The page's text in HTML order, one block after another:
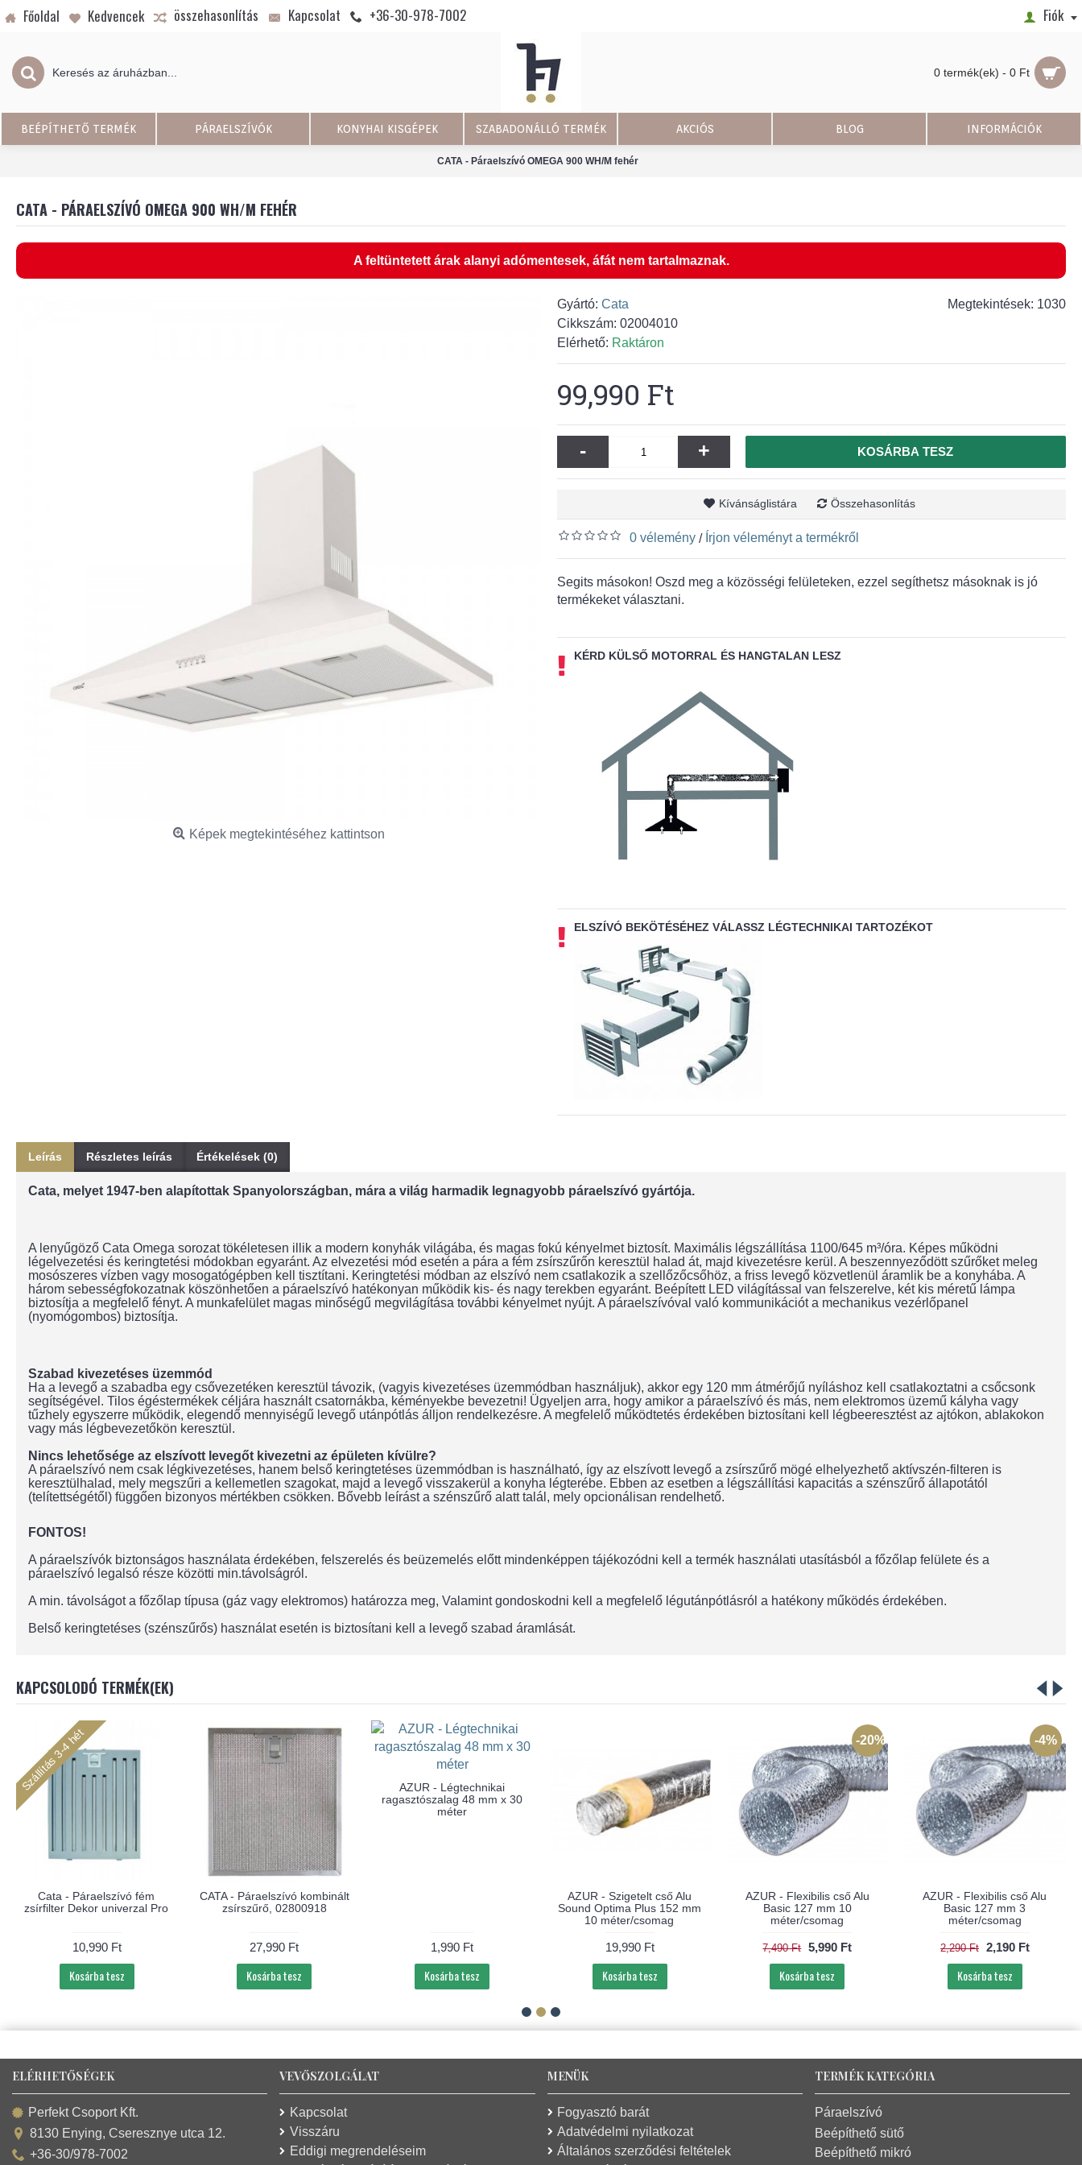
Főoldal Kedvencek összehasonlítás Kapcsolat +36-30-978-7002 Fiók
0 termék(ek) - 0 Ft
BEÉPÍTHETŐ TERMÉK PÁRAELSZÍVÓK KONYHAI KISGÉPEK SZABADONÁLLÓ TERMÉK AKCIÓS BLOG INFORMÁCIÓK
CATA - Páraelszívó OMEGA 900 WH/M fehér
CATA - PÁRAELSZÍVÓ OMEGA 900 WH/M FEHÉR
A feltüntetett árak alanyi adómentesek, áfát nem tartalmaznak.
Képek megtekintéséhez kattintson
Megtekintések: 1030
Gyártó: Cata
Cikkszám: 02004010
Elérhető: Raktáron
99,990 Ft
- + KOSÁRBA TESZ
Kívánságlistára Összehasonlítás
0 vélemény / Írjon véleményt a termékről
Segits másokon! Oszd meg a közösségi felületeken, ezzel segíthetsz másoknak is jó
termékeket választani.
KÉRD KÜLSŐ MOTORRAL ÉS HANGTALAN LESZ
ELSZÍVÓ BEKÖTÉSÉHEZ VÁLASSZ LÉGTECHNIKAI TARTOZÉKOT
Leírás Részletes leírás Értékelések (0)
Cata, melyet 1947-ben alapítottak Spanyolországban, mára a világ harmadik legnagyobb páraelszívó gyártója.
A lenyűgöző Cata Omega sorozat tökéletesen illik a modern konyhák világába, és magas fokú kényelmet biztosít. Maximális légszállítása 1100/645 m³/óra. Képes működni
légelvezetési és keringtetési módokban egyaránt. Az elvezetési mód esetén a pára a fém zsírszűrőn keresztül halad át, majd kivezetésre kerül. A beszennyeződött szűrőket meleg
mosószeres vízben vagy mosogatógépben kell tisztítani. Keringtetési módban az elszívó nem csatlakozik a szellőzőcsőhöz, a friss levegő közvetlenül áramlik be a konyhába. A
három sebességfokozatnak köszönhetően a páraelszívó hatékonyan működik kis- és nagy terekben egyaránt. Beépített LED világítással van felszerelve, két kis méretű lámpa
biztosítja a megfelelő fényt. A munkafelület magas minőségű megvilágítása további kényelmet nyújt. A páraelszívóval való kommunikációt a mechanikus vezérlőpanel
(nyomógombos) biztosítja.
Szabad kivezetéses üzemmód
Ha a levegő a szabadba egy csővezetéken keresztül távozik, (vagyis kivezetéses üzemmódban használjuk), akkor egy 120 mm átmérőjű nyíláshoz kell csatlakoztatni a csőcsonk
segítségével. Tilos égéstermékek céljára használt csatornákba, kéményekbe bevezetni! Ügyeljen arra, hogy amikor a páraelszívó és más, nem elektromos üzemű kályha vagy
tűzhely egyszerre működik, elegendő mennyiségű levegő utánpótlás álljon rendelkezésre. A megfelelő működtetés érdekében biztosítani kell légbeeresztést az ajtókon, ablakokon
vagy más légbevezetőkön keresztül.
Nincs lehetősége az elszívott levegőt kivezetni az épületen kívülre?
A páraelszívó nem csak légkivezetéses, hanem belső keringtetéses üzemmódban is használható, így az elszívott levegő a zsírszűrő mögé elhelyezhető aktívszén-filteren is
keresztülhalad, mely megszűri a kellemetlen szagokat, majd a levegő visszakerül a konyha légterébe. Ebben az esetben a légszállítási kapacitás a szénszűrő állapotától
(telítettségétől) függően bizonyos mértékben csökken. Bővebb leírást a szénszűrő alatt talál, mely opcionálisan rendelhető.
FONTOS!
A páraelszívók biztonságos használata érdekében, felszerelés és beüzemelés előtt mindenképpen tájékozódni kell a termék használati utasításból a főzőlap felülete és a
páraelszívó legalsó része közötti min.távolságról.
A min. távolságot a főzőlap típusa (gáz vagy elektromos) határozza meg, Valamint gondoskodni kell a megfelelő légutánpótlásról a hatékony működés érdekében.
Belső keringtetéses (szénszűrős) használat esetén is biztosítani kell a levegő szabad áramlását.
KAPCSOLODÓ TERMÉK(EK)
Szállítás 3-4 hét
Cata - Páraelszívó fém
zsírfilter Dekor univerzal Pro
10,990 Ft
Kosárba tesz
CATA - Páraelszívó kombinált
zsírszűrő, 02800918
27,990 Ft
Kosárba tesz
AZUR - Légtechnikai
ragasztószalag 48 mm x 30
méter
1,990 Ft
Kosárba tesz
AZUR - Szigetelt cső Alu
Sound Optima Plus 152 mm
10 méter/csomag
19,990 Ft
Kosárba tesz
-20%
AZUR - Flexibilis cső Alu
Basic 127 mm 10
méter/csomag
7,490 Ft 5,990 Ft
Kosárba tesz
-4%
AZUR - Flexibilis cső Alu
Basic 127 mm 3
méter/csomag
2,290 Ft 2,190 Ft
Kosárba tesz
ELÉRHETŐSÉGEK
Perfekt Csoport Kft.
8130 Enying, Cseresznye utca 12.
+36-30/978-7002
VEVŐSZOLGÁLAT
Kapcsolat
Visszáru
Eddigi megrendeléseim
MENÜK
Fogyasztó barát
Adatvédelmi nyilatkozat
Általános szerződési feltételek
TERMÉK KATEGÓRIA
Páraelszívó
Beépíthető sütő
Beépíthető mikró